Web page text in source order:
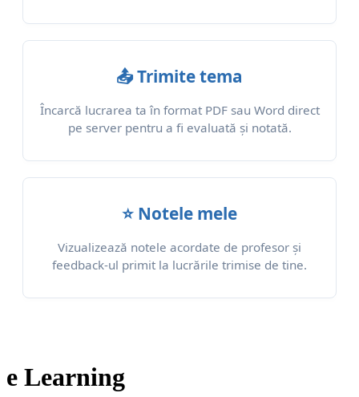
📤 Trimite tema
Încarcă lucrarea ta în format PDF sau Word direct
pe server pentru a fi evaluată și notată.
⭐ Notele mele
Vizualizează notele acordate de profesor și
feedback-ul primit la lucrările trimise de tine.
e Learning